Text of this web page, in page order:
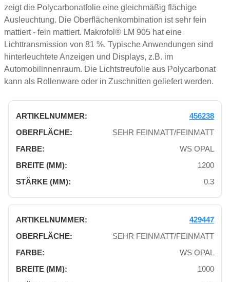
zeigt die Polycarbonatfolie eine gleichmäßig flächige
Ausleuchtung. Die Oberflächenkombination ist sehr fein
mattiert - fein mattiert. Makrofol® LM 905 hat eine
Lichttransmission von 81 %. Typische Anwendungen sind
hinterleuchtete Anzeigen und Displays, z.B. im
Automobilinnenraum. Die Lichtstreufolie aus Polycarbonat
kann als Rollenware oder in Zuschnitten geliefert werden.
456238
SEHR FEINMATT/FEINMATT
WS OPAL
1200
0.3
429447
SEHR FEINMATT/FEINMATT
WS OPAL
1000